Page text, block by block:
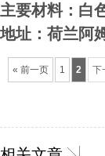
主要材料：白
地址：荷兰阿
« 前一页 1 2 下